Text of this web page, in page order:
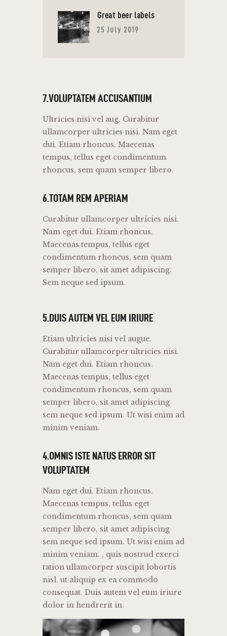
Great beer labels
25 July 2019
7.VOLUPTATEM ACCUSANTIUM
Ultricies nisi vel aug. Curabitur
ullamcorper ultricies nisi. Nam eget
dui. Etiam rhoncus. Maecenas
tempus, tellus eget condimentum
rhoncus, sem quam semper libero.
6.TOTAM REM APERIAM
Curabitur ullamcorper ultricies nisi.
Nam eget dui. Etiam rhoncus.
Maecenas tempus, tellus eget
condimentum rhoncus, sem quam
semper libero, sit amet adipiscing.
Sem neque sed ipsum.
5.DUIS AUTEM VEL EUM IRIURE
Etiam ultricies nisi vel augue.
Curabitur ullamcorper ultricies nisi.
Nam eget dui. Etiam rhoncus.
Maecenas tempus, tellus eget
condimentum rhoncus, sem quam
semper libero, sit amet adipiscing
sem neque sed ipsum. Ut wisi enim ad
minim veniam.
4.OMNIS ISTE NATUS ERROR SIT
VOLUPTATEM
Nam eget dui. Etiam rhoncus.
Maecenas tempus, tellus eget
condimentum rhoncus, sem quam
semper libero, sit amet adipiscing
sem neque sed ipsum. Ut wisi enim ad
minim veniam. , quis nostrud exerci
tation ullamcorper suscipit lobortis
nisl. ut aliquip ex ea commodo
consequat. Duis autem vel eum iriure
dolor in hendrerit in.